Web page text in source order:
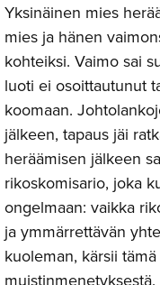
Yksinäinen mies
mies ja hänen
kohteiksi. Vaimo sai
luoti ei osoittautunut
koomaan.
jälkeen, tapaus jäi
heräämisen jälkeen
rikoskomisario, joka
ongelmaan: vaikka
ja ymmärrettävän
kuoleman, kärsii